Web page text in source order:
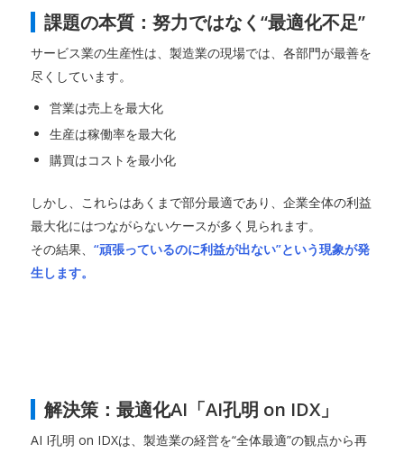
課題の本質：努力ではなく“最適化不足”
サービス業の生産性は、製造業の現場では、各部門が最善を
尽くしています。
営業は売上を最大化
生産は稼働率を最大化
購買はコストを最小化
しかし、これらはあくまで部分最適であり、企業全体の利益
最大化にはつながらないケースが多く見られます。
その結果、 “頑張っているのに利益が出ない”という現象が発
生します。
解決策：最適化AI「AI孔明 on IDX」
AI I孔明 on IDXは、製造業の経営を“全体最適”の観点から再